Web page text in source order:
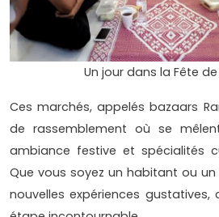
Un jour dans la Fête
Ces marchés, appelés bazaars
de rassemblement où se
ambiance festive et spécialités
Que vous soyez un habitant ou
nouvelles expériences